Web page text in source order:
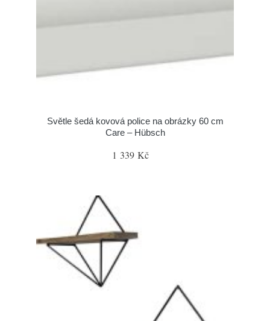
Světle šedá kovová police na obrázky 60 cm
Care – Hübsch
1 339 Kč